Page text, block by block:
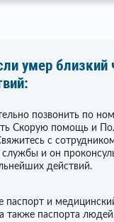
умер близкий
позвонить по
Скорую помощь и
с
службы и он
действий.
паспорт и
также паспорта